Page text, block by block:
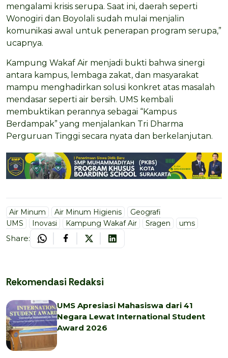
mengalami krisis serupa. Saat ini, daerah seperti
Wonogiri dan Boyolali sudah mulai menjalin
komunikasi awal untuk penerapan program serupa,”
ucapnya.
Kampung Wakaf Air menjadi bukti bahwa sinergi
antara kampus, lembaga zakat, dan masyarakat
mampu menghadirkan solusi konkret atas masalah
mendasar seperti air bersih. UMS kembali
membuktikan perannya sebagai “Kampus
Berdampak” yang menjalankan Tri Dharma
Perguruan Tinggi secara nyata dan berkelanjutan.
Air Minum Air Minum Higienis
Geografi
UMS
Inovasi Kampung Wakaf Air Sragen ums
Share:
Rekomendasi Redaksi
UMS Apresiasi Mahasiswa dari 41
Negara Lewat International Student
Award 2026